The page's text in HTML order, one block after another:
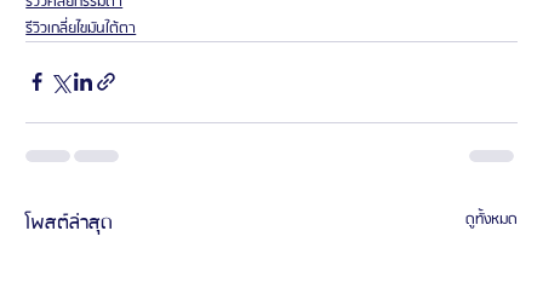
รีวิวเกลี่ยไขมันใต้ตา
โพสต์ล่าสุด ดูทั้งหมด